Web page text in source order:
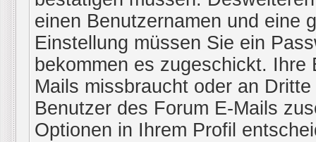
einen Benutzernamen und eine
Einstellung müssen Sie ein
bekommen es zugeschickt.
Mails missbraucht oder an
Benutzer des Forum E-Mails
Optionen in Ihrem Profil